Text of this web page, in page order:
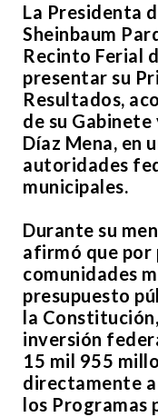
La Presidenta
Sheinbaum
Recinto Ferial
presentar su
Resultados,
de su
Díaz Mena, en
autoridades
municipales.
Durante su
afirmó que por
comunidades
presupuesto
la
inversión
15 mil 955
directamente
los Programas